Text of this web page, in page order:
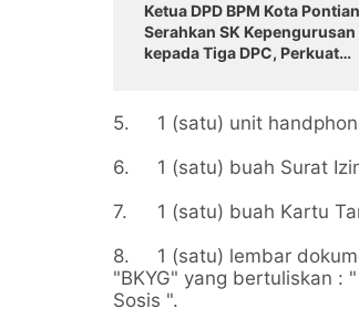
Ketua DPD BPM Kota
Serahkan SK Kepengurusan
kepada Tiga DPC, Perkuat
5.
1 (satu) unit
6.
1 (satu) buah Surat
7.
1 (satu) buah Kartu
8.
1 (satu) lembar
"BKYG" yang bertuliskan :
Sosis ".